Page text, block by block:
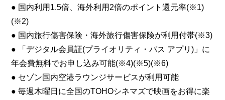
● 国内利用1.5倍、海外利用2倍のポイント還元率(※1)
(※2)
● 国内旅行傷害保険・海外旅行傷害保険が利用付帯(※3)
● 「デジタル会員証(プライオリティ・パス アプリ)」に
年会費無料でお申し込み可能(※4)(※5)(※6)
● セゾン国内空港ラウンジサービスが利用可能
● 毎週木曜日に全国のTOHOシネマズで映画をお得に楽